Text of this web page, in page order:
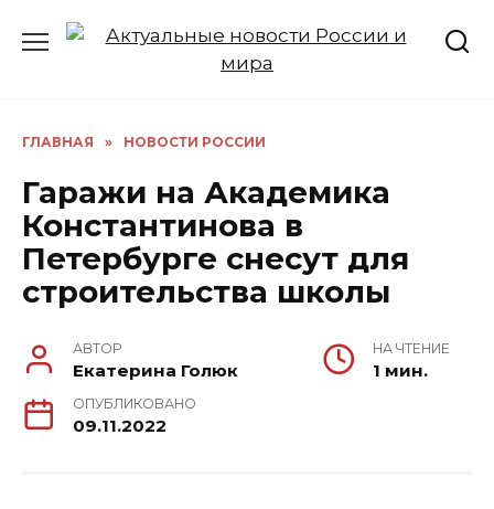
ГЛАВНАЯ » НОВОСТИ РОССИИ
Гаражи на Академика
Константинова в
Петербурге снесут для
строительства школы
АВТОР
Екатерина Голюк
НА ЧТЕНИЕ
1 мин.
ОПУБЛИКОВАНО
09.11.2022